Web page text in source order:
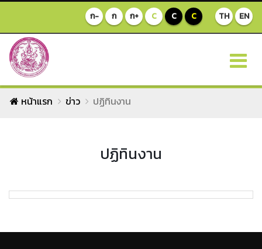
TH EN
ก- ก ก+ C C C
หน้าแรก ข่าว ปฏิทินงาน
ปฏิทินงาน